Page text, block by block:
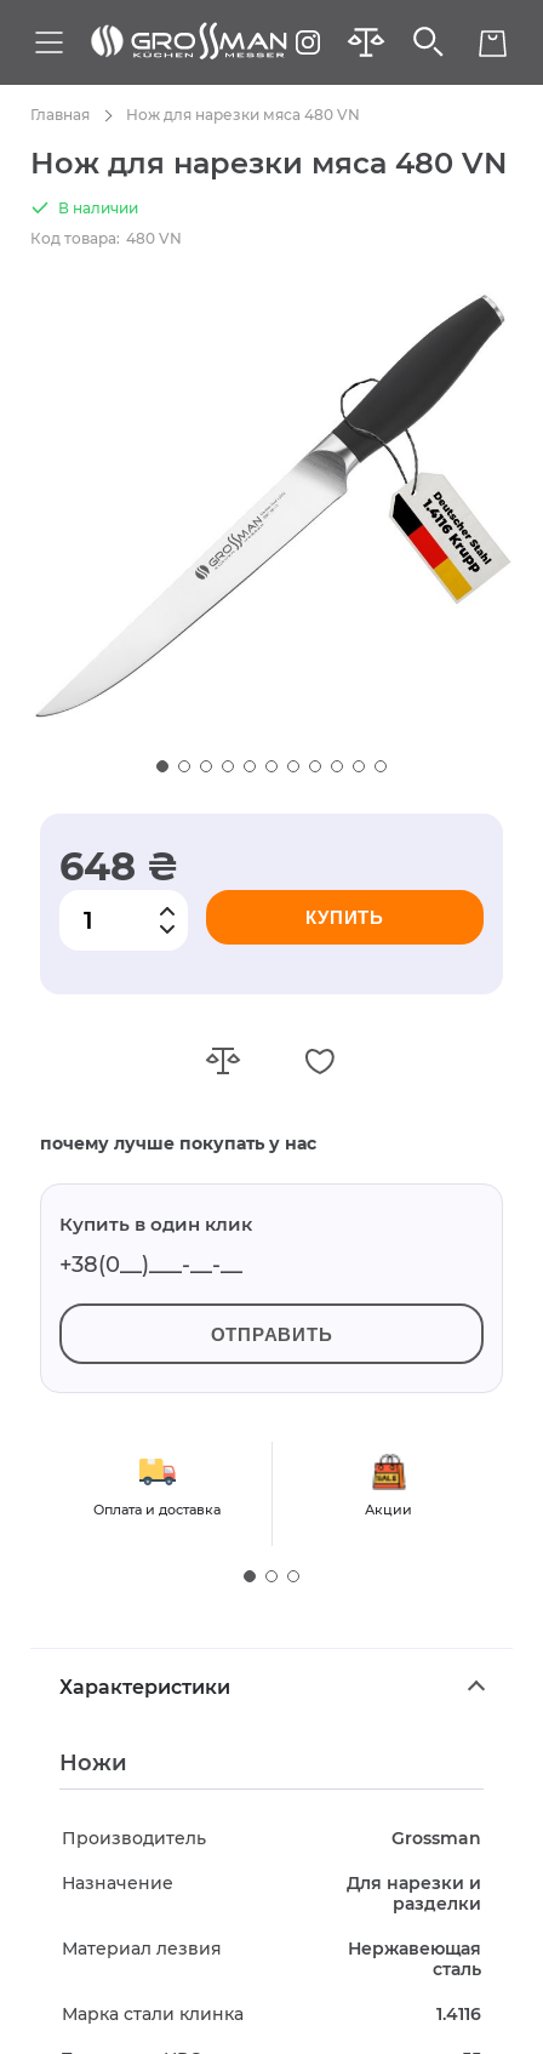
Главная Нож для нарезки мяса 480 VN
Нож для нарезки мяса 480 VN
В наличии
Код товара: 480 VN
648 ₴
КУПИТЬ
почему лучше покупать у нас
Купить в один клик
ОТПРАВИТЬ
Оплата и доставка Акции
Характеристики
Ножи
Производитель Grossman
Назначение
Для нарезки и
разделки
Материал лезвия
Нержавеющая
сталь
Марка стали клинка 1.4116